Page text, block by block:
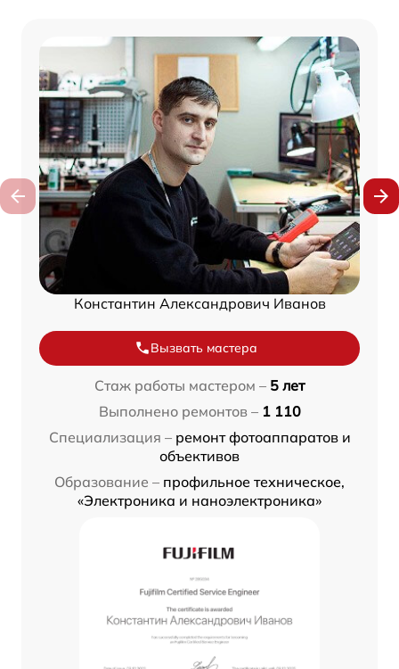
Константин Александрович Иванов
Вызвать мастера
Стаж работы мастером – 5 лет
Выполнено ремонтов – 1 110
Специализация – ремонт фотоаппаратов и
объективов
Образование – профильное техническое,
«Электроника и наноэлектроника»